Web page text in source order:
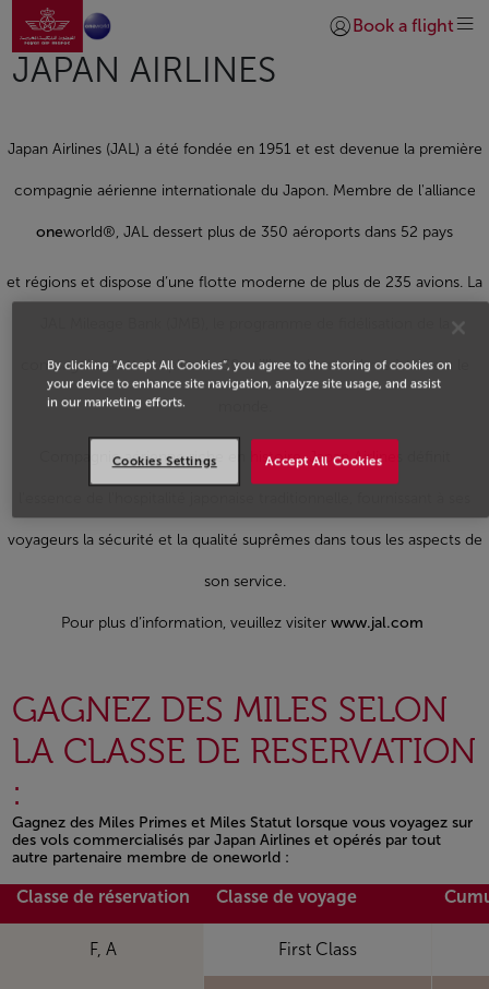
Saut au contenu principal
Aller à la page accueil
Se connecter |
Book a flight
JAPAN AIRLINES
Japan Airlines (JAL) a été fondée en 1951 et est devenue la première
compagnie aérienne internationale du Japon. Membre de l'alliance
oneworld®, JAL dessert plus de 350 aéroports dans 52 pays
et régions et dispose d’une flotte moderne de plus de 235 avions. La
compagnie, a atteint plus de 30 millions de membres à travers le
Compagnie aérienne riche en histoire, Japan Airlines définit
voyageurs la sécurité et la qualité suprêmes dans tous les aspects de
son service.
Pour plus d’information, veuillez visiter www.jal.com
GAGNEZ DES MILES SELON
LA CLASSE DE RESERVATION
:
Gagnez des Miles Primes et Miles Statut lorsque vous voyagez sur
des vols commercialisés par Japan Airlines et opérés par tout
autre partenaire membre de oneworld :
Open in a new window
Classe de réservation Classe de voyage
F, A First Class
By clicking “Accept All Cookies”, you agree to the storing of cookies on
your device to enhance site navigation, analyze site usage, and assist
in our marketing efforts.
Accept All Cookies
Cookies Settings